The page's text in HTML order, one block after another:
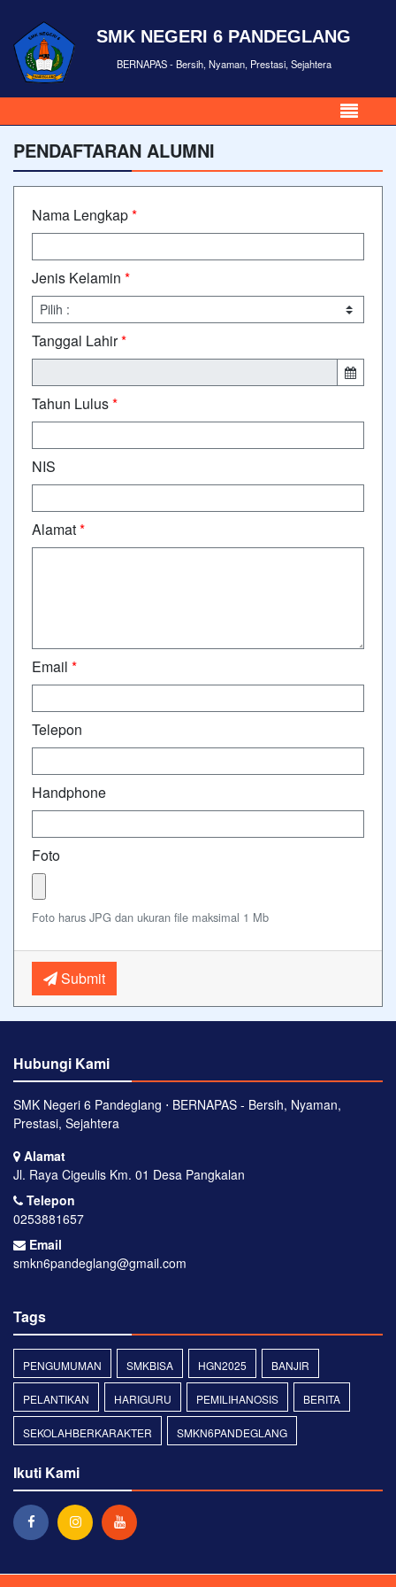
SMK NEGERI 6 PANDEGLANG
BERNAPAS - Bersih, Nyaman, Prestasi, Sejahtera
PENDAFTARAN ALUMNI
Nama Lengkap*
Jenis Kelamin *
Tanggal Lahir*
Tahun Lulus*
NIS
Alamat*
Email *
Telepon
Handphone
Foto
Foto harus JPG dan ukuran file maksimal 1 Mb
Submit
Hubungi Kami
SMK Negeri 6 Pandeglang ⋅ BERNAPAS - Bersih, Nyaman,
Prestasi, Sejahtera
Alamat
Jl. Raya Cigeulis Km. 01 Desa Pangkalan
Telepon
0253881657
Email
smkn6pandeglang@gmail.com
Tags
PENGUMUMAN SMKBISA HGN2025 BANJIR
PELANTIKAN HARIGURU PEMILIHANOSIS BERITA
SEKOLAHBERKARAKTER SMKN6PANDEGLANG
Ikuti Kami